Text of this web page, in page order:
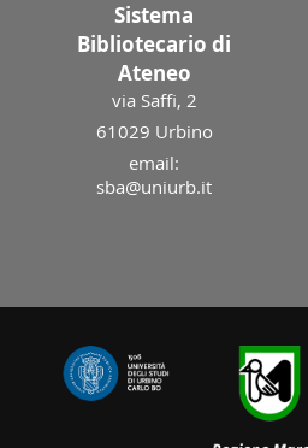
Sistema
Bibliotecario di
Ateneo
via Saffi, 2
61029 Urbino
email:
sba@uniurb.it